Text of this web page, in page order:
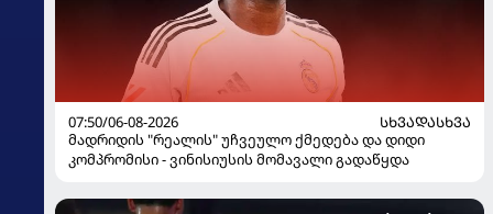
07:50/06-08-2026
ᲡᲮᲕᲐᲓᲐᲡᲮᲕᲐ
მადრიდის "რეალის" უჩვეულო ქმედება და დიდი
კომპრომისი - ვინისიუსის მომავალი გადაწყდა